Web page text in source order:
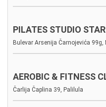
PILATES STUDIO
Bulevar Arsenija Čarnojevića 99g,
AEROBIC & FITNESS
Čarlija Čaplina 39, Palilula